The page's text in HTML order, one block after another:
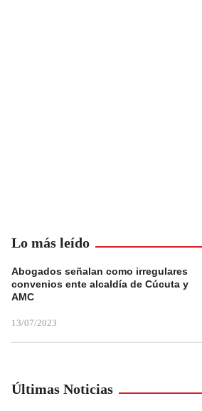
Lo más leído
Abogados señalan como irregulares
convenios ente alcaldía de Cúcuta y
AMC
13/07/2023
Últimas Noticias